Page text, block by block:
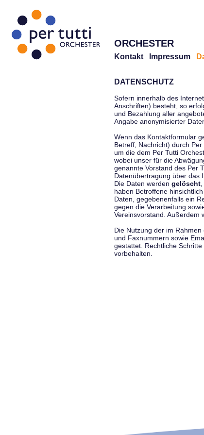
ORCHESTER
Kontakt Impressum
DATENSCHUTZ
Sofern innerhalb des
Anschriften) besteht, so
und Bezahlung aller
Angabe anonymisierter
Wenn das Kontaktformular
Betreff, Nachricht) durch
um die dem Per Tutti
wobei unser für die
genannte Vorstand des Per
Datenübertragung über das
Die Daten werden gelöscht
haben Betroffene
Daten, gegebenenfalls ein
gegen die Verarbeitung
Vereinsvorstand. Außerdem
Die Nutzung der im
und Faxnummern sowie
gestattet. Rechtliche
vorbehalten.